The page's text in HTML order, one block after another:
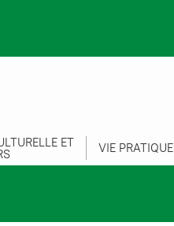
ET VIE PRATIQUE